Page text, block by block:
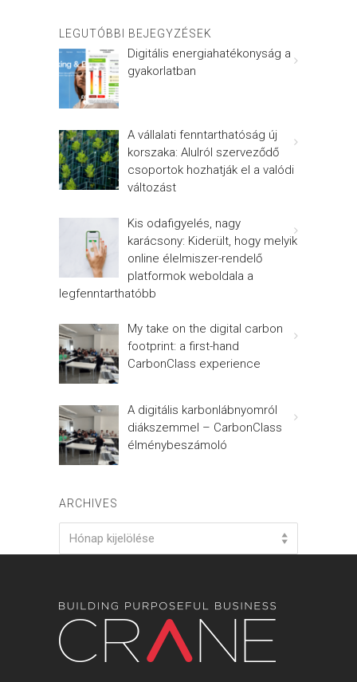
LEGUTÓBBI BEJEGYZÉSEK
Digitális energiahatékonyság a
gyakorlatban
A vállalati fenntarthatóság új
korszaka: Alulról szerveződő
csoportok hozhatják el a valódi
változást
Kis odafigyelés, nagy
karácsony: Kiderült, hogy melyik
online élelmiszer-rendelő
platformok weboldala a
legfenntarthatóbb
My take on the digital carbon
footprint: a first-hand
CarbonClass experience
A digitális karbonlábnyomról
diákszemmel – CarbonClass
élménybeszámoló
ARCHIVES
Hónap kijelölése